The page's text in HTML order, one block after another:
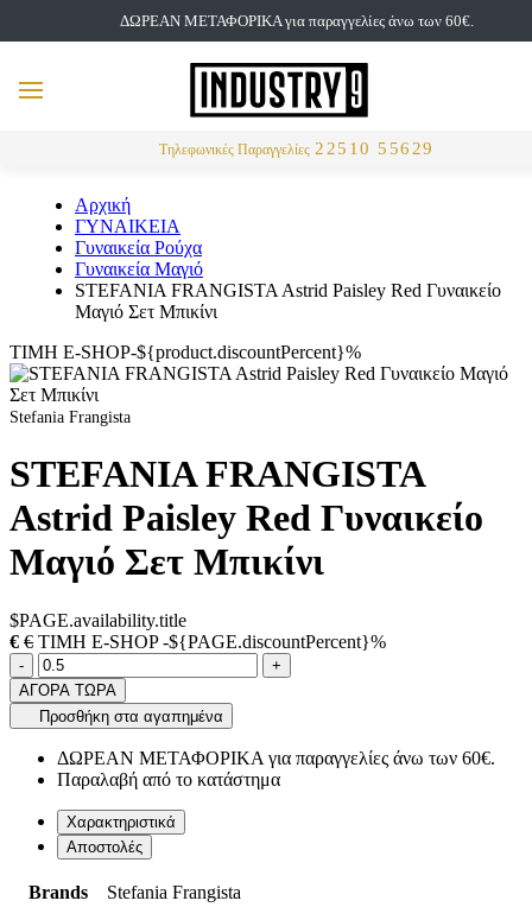
ΔΩΡΕΑΝ ΜΕΤΑΦΟΡΙΚΑ για παραγγελίες άνω των 60€.
Τηλεφωνικές Παραγγελίες 22510 55629
MENU
Αρχική
ΓΥΝΑΙΚΕΙΑ
Γυναικεία Ρούχα
Γυναικεία Μαγιό
STEFANIA FRANGISTA Astrid Paisley Red Γυναικείο
Μαγιό Σετ Μπικίνι
ΤΙΜΗ E-SHOP-${product.discountPercent}%
Stefania Frangista
STEFANIA FRANGISTA
Astrid Paisley Red Γυναικείο
Μαγιό Σετ Μπικίνι
$PAGE.availability.title
€ € ΤΙΜΗ E-SHOP -${PAGE.discountPercent}%
Ποσότητα
-product.increase.quantity +
ΑΓΟΡΑ ΤΩΡΑ
Προσθήκη στα αγαπημένα
ΔΩΡΕΑΝ ΜΕΤΑΦΟΡΙΚΑ για παραγγελίες άνω των 60€.
Παραλαβή από το κατάστημα
Χαρακτηριστικά
Αποστολές
Brands
Stefania Frangista